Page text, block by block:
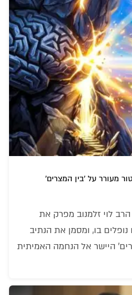
מעורר על 'בין המצרים'
הרב לוי זלמנוב מפרק את
נופלים בו, ומסמן את הנתיב
היישר אל הנחמה האמיתית